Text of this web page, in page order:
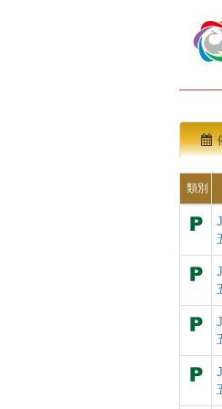
類別